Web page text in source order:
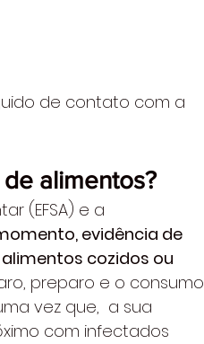
de contato com a
alimentos?
(EFSA) e a
evidência de
cozidos ou
preparo e o consumo
vez que,  a sua
com infectados